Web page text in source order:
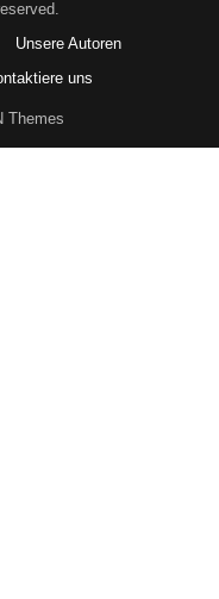
Unsere Autoren
uns
Themes